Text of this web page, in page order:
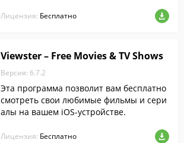
Лицензия: Бесплатно
Viewster – Free Movies & TV Shows
Версия: 6.7.2
Эта программа позволит вам бесплатно
смотреть свои любимые фильмы и сери
алы на вашем iOS-устройстве.
Лицензия: Бесплатно